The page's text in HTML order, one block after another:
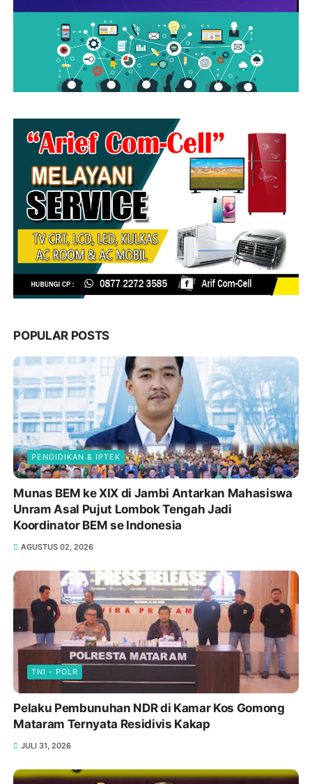
POPULAR POSTS
PENDIDIKAN & IPTEK
Munas BEM ke XIX di Jambi Antarkan Mahasiswa
Unram Asal Pujut Lombok Tengah Jadi
Koordinator BEM se Indonesia
AGUSTUS 02, 2026
TNI - POLR
Pelaku Pembunuhan NDR di Kamar Kos Gomong
Mataram Ternyata Residivis Kakap
JULI 31, 2026